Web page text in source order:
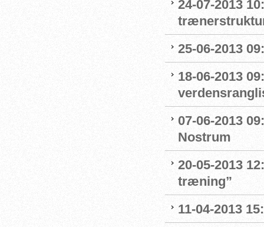
24-07-2013
25-06-2013
18-06-2013
07-06-2013
Nostrum
20-05-2013
træning”
11-04-2013